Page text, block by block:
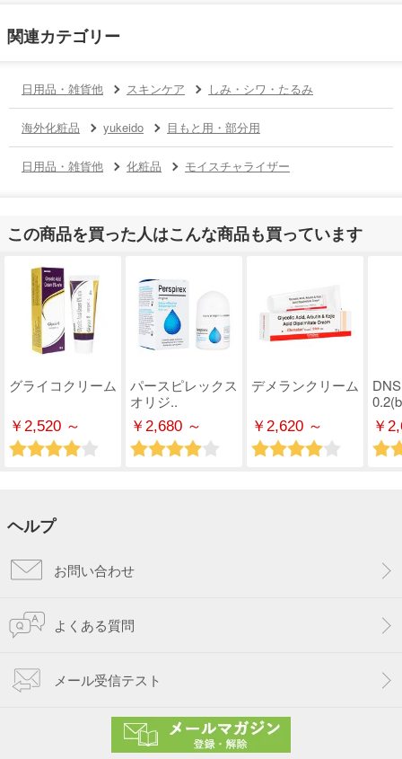
関連カテゴリー
日用品・雑貨他 スキンケア しみ・シワ・たるみ
海外化粧品 yukeido 目もと用・部分用
日用品・雑貨他 化粧品 モイスチャライザー
この商品を買った人はこんな商品も買っています
グライコクリーム
￥2,520 ～
パースピレックス
オリジ..
￥2,680 ～
デメランクリーム
￥2,620 ～ ￥
ヘルプ
お問い合わせ
よくある質問
メール受信テスト